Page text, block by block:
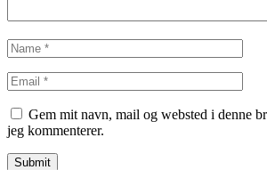
Gem mit navn, mail og websted i denne
jeg kommenterer.